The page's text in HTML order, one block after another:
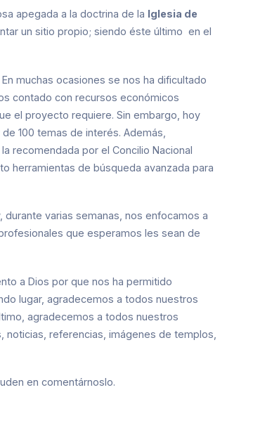
apegada a la doctrina de la Iglesia de
un sitio propio; siendo éste último en el
muchas ocasiones se nos ha dificultado
contado con recursos económicos
el proyecto requiere. Sin embargo, hoy
100 temas de interés. Además,
la recomendada por el Concilio Nacional
herramientas de búsqueda avanzada para
varias semanas, nos enfocamos a
que esperamos les sean de
a Dios por que nos ha permitido
lugar, agradecemos a todos nuestros
agradecemos a todos nuestros
referencias, imágenes de templos,
en comentárnoslo.